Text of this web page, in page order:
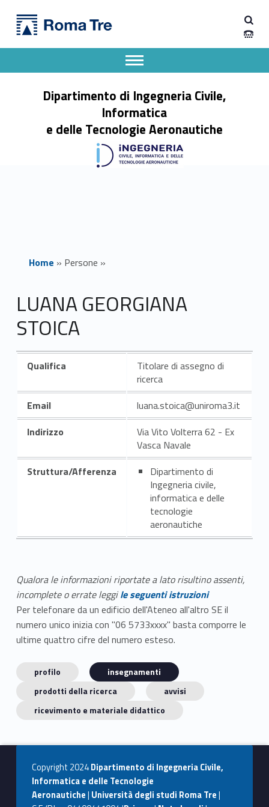
LUANA GEORGIANA STOICA insegnamenti - Dipartimento di Ingegneria Civile, Informatica e delle Tecnologie Aeronautiche
Dipartimento di Ingegneria Civile,
Informatica
e delle Tecnologie Aeronautiche
Apri il menu secondario
Header info sidebar
Home » Persone »
LUANA GEORGIANA
STOICA
Qualifica
Titolare di assegno di
ricerca
Email
luana.stoica@uniroma3.it
Indirizzo
Via Vito Volterra 62 - Ex
Vasca Navale
Struttura/Afferenza
Dipartimento di
Ingegneria civile,
informatica e delle
tecnologie
aeronautiche
Qualora le informazioni riportate a lato risultino assenti,
incomplete o errate leggile seguenti istruzioni
Per telefonare da un edificio dell'Ateneo all'altro SE il
numero unico inizia con "06 5733xxxx" basta comporre le
ultime quattro cifre del numero esteso.
profilo
insegnamenti
prodotti della ricerca
avvisi
ricevimento e materiale didattico
Copyright 2024Dipartimento di Ingegneria Civile,
Informatica e delle Tecnologie
Aeronautiche| Università degli studi Roma Tre|